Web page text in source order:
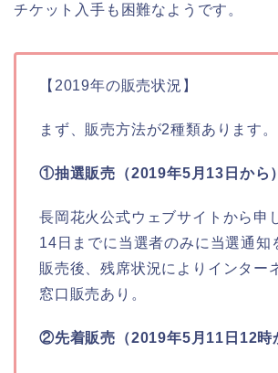
チケット入手も困難なようです。
【2019年の販売状況】
まず、販売方法が2種類あります。
①抽選販売（2019年5月13日から）
長岡花火公式ウェブサイトから申
14日までに当選者のみに当選通知
販売後、残席状況によりインター
窓口販売あり。
②先着販売（2019年5月11日12時